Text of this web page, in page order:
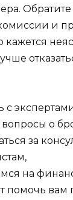
и
кажется
с
о
за
на
помочь вам